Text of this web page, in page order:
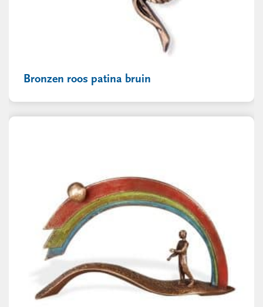
Bronzen roos patina bruin